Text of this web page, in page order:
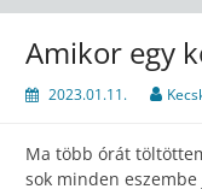
Amikor egy
2023.01.11.
Ma több órát
sok minden